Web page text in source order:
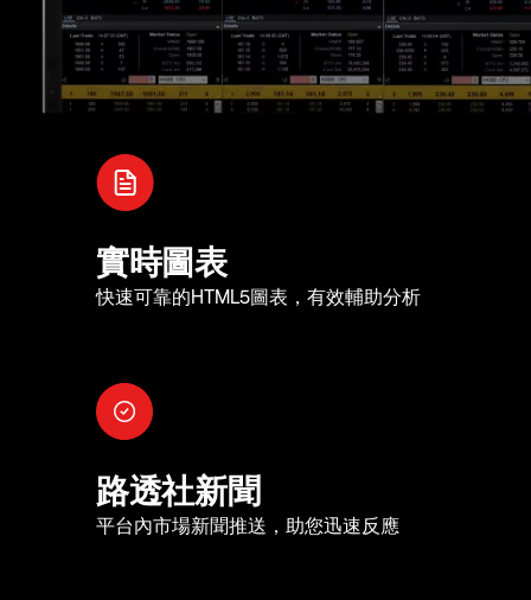
實時圖表
快速可靠的HTML5圖表，有效輔助分析
路透社新聞
平台內市場新聞推送，助您迅速反應